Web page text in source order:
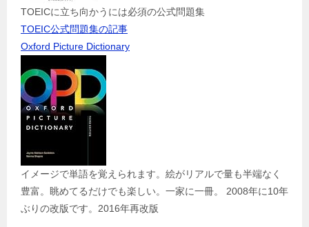
TOEICに立ち向かうには必須の公式問題集
TOEIC公式問題集の記事
Oxford Picture Dictionary
イメージで単語を覚えられます。絵がリアルで量も半端なく
豊富。眺めてるだけでも楽しい。一家に一冊。 2008年に10年
ぶりの改版です。2016年再改版